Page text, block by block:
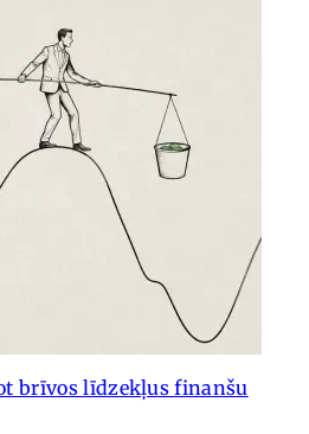
brīvos līdzekļus finanšu